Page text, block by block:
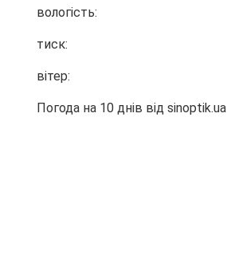
вологість:
тиск:
вітер:
Погода на 10 днів від sinoptik.ua